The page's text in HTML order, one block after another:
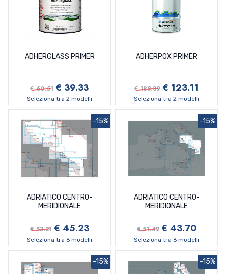
ADHERGLASS PRIMER
€ 60.51 € 39.33
Seleziona tra 2 modelli
ADHERPOX PRIMER
€ 189.39 € 123.11
Seleziona tra 2 modelli
ADRIATICO CENTRO-
MERIDIONALE
€ 53.21 € 45.23
-15%
Seleziona tra 6 modelli
ADRIATICO CENTRO-
MERIDIONALE
€ 51.42 € 43.70
-15%
Seleziona tra 6 modelli
-15% -15%